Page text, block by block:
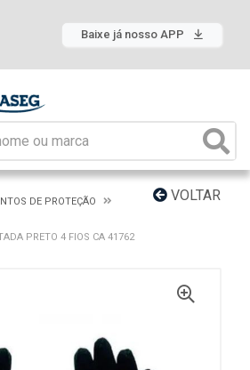
Baixe já nosso APP
VOLTAR
DE PROTEÇÃO
PRETO 4 FIOS CA 41762